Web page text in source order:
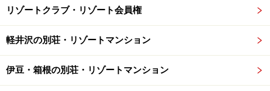
ぶらり散歩が楽しい路地の多い街
旧東海道から海辺に抜ける路地のひとつ。両側の建物や植栽
リゾートクラブ・リゾート会員権
軽井沢の別荘・リゾートマンション
伊豆・箱根の別荘・リゾートマンション